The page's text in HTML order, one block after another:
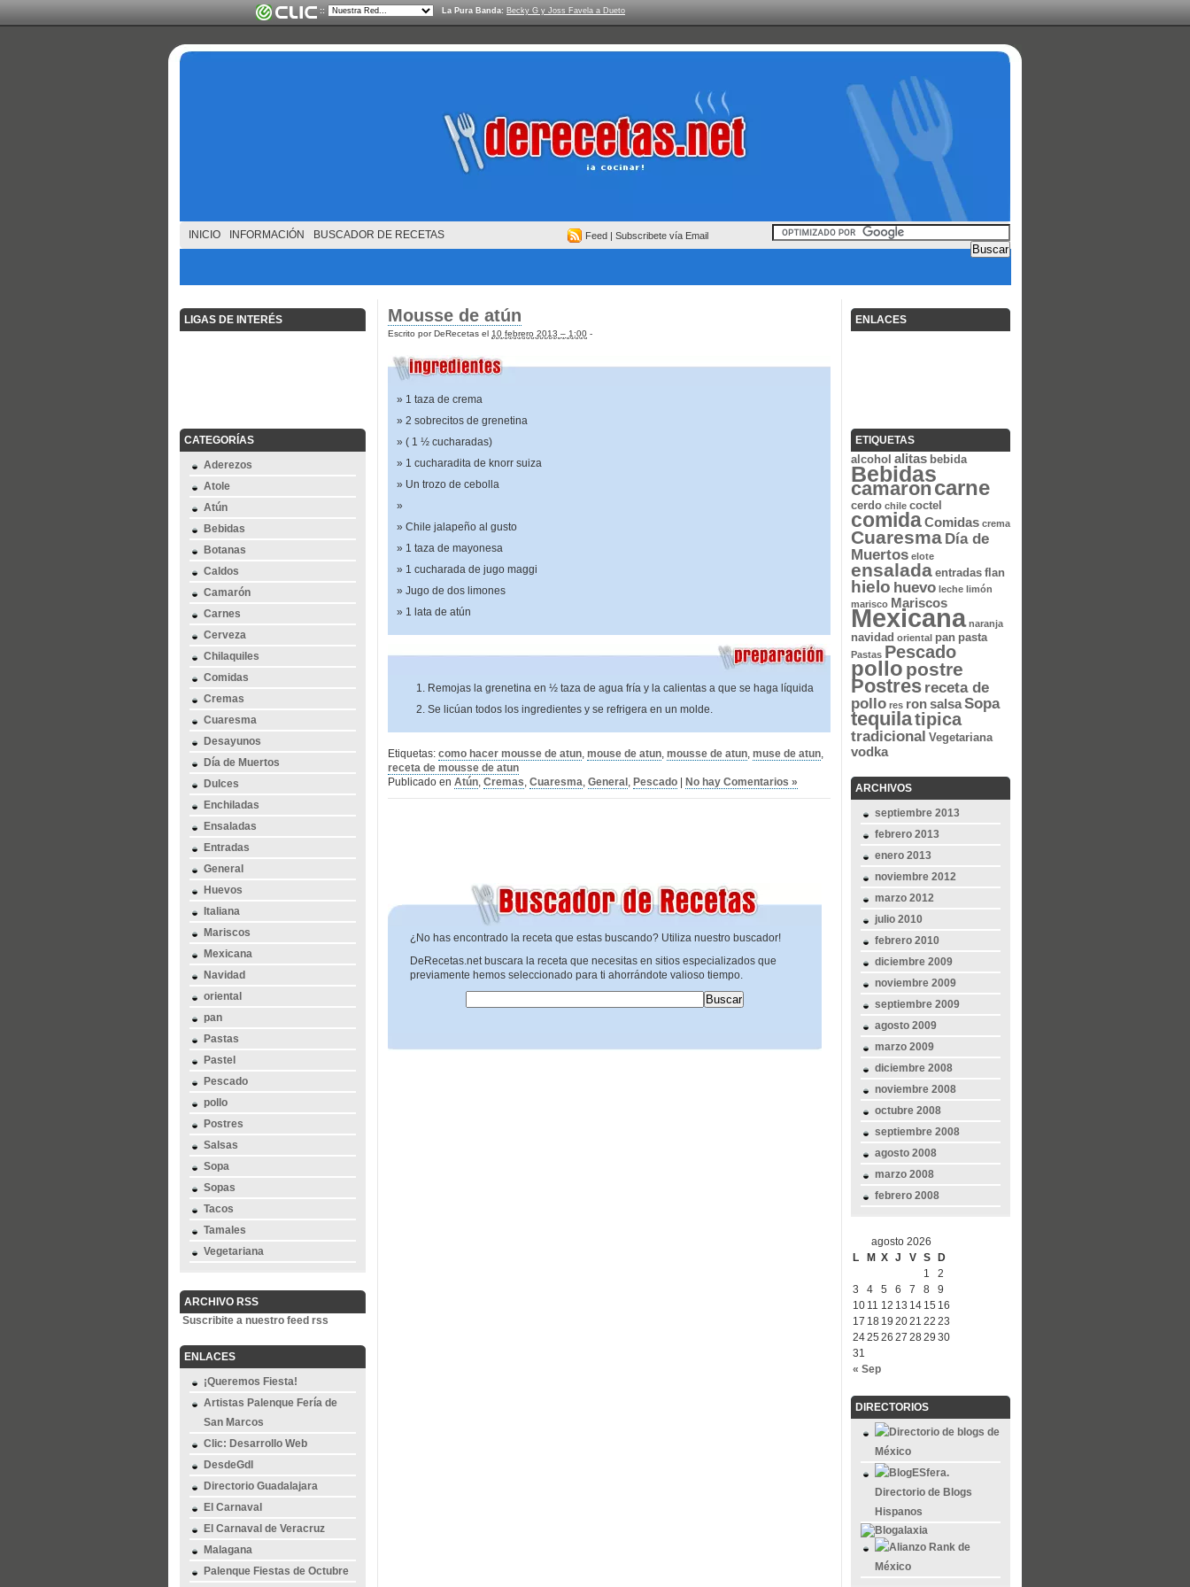
:: La Pura Banda: Becky G y Joss Favela a Dueto
INICIO INFORMACIÓN BUSCADOR DE RECETAS Feed | Subscribete vía Email
LIGAS DE INTERÉS
CATEGORÍAS
Aderezos
Atole
Atún
Bebidas
Botanas
Caldos
Camarón
Carnes
Cerveza
Chilaquiles
Comidas
Cremas
Cuaresma
Desayunos
Día de Muertos
Dulces
Enchiladas
Ensaladas
Entradas
General
Huevos
Italiana
Mariscos
Mexicana
Navidad
oriental
pan
Pastas
Pastel
Pescado
pollo
Postres
Salsas
Sopa
Sopas
Tacos
Tamales
Vegetariana
ARCHIVO RSS
Suscribite a nuestro feed rss
ENLACES
¡Queremos Fiesta!
Artistas Palenque Fería de
San Marcos
Clic: Desarrollo Web
DesdeGdl
Directorio Guadalajara
El Carnaval
El Carnaval de Veracruz
Malagana
Palenque Fiestas de Octubre
Mousse de atún
Escrito por DeRecetas el 10 febrero 2013 – 1:00 -
1 taza de crema
2 sobrecitos de grenetina
( 1 ½ cucharadas)
1 cucharadita de knorr suiza
Un trozo de cebolla
Chile jalapeño al gusto
1 taza de mayonesa
1 cucharada de jugo maggi
Jugo de dos limones
1 lata de atún
Remojas la grenetina en ½ taza de agua fría y la calientas a que se haga líquida
Se licúan todos los ingredientes y se refrigera en un molde.
Etiquetas: como hacer mousse de atun, mouse de atun, mousse de atun, muse de atun,
receta de mousse de atun
Publicado en Atún, Cremas, Cuaresma, General , Pescado No hay Comentarios »
¿No has encontrado la receta que estas buscando? Utiliza nuestro buscador!
DeRecetas.net buscara la receta que necesitas en sitios especializados que
previamente hemos seleccionado para ti ahorrándote valioso tiempo.
ENLACES
ETIQUETAS
alcohol alitas bebida
Bebidas
camaroncarne
cerdo chile coctel
comidaComidas crema
Cuaresma Día de
Muertos elote
ensalada entradas flan
hielo huevo leche limón
marisco Mariscos
Mexicana naranja
navidad oriental pan pasta
Pastas Pescado
pollo postre
Postres receta de
pollo res ronsalsaSopa
tequilatipica
tradicional Vegetariana
vodka
ARCHIVOS
septiembre 2013
febrero 2013
enero 2013
noviembre 2012
marzo 2012
julio 2010
febrero 2010
diciembre 2009
noviembre 2009
septiembre 2009
agosto 2009
marzo 2009
diciembre 2008
noviembre 2008
octubre 2008
septiembre 2008
agosto 2008
marzo 2008
febrero 2008
agosto 2026
L
M X J V S D
« Sep
1
2
3
4 5 6 7 8
9
10 11 12 13 14 15 16
17 18 19 2021 22 23
2425 26 27 2829 30
31
DIRECTORIOS